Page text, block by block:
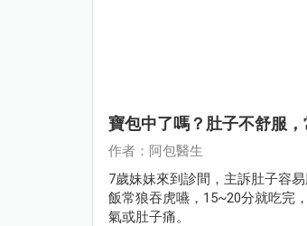
寶包中了嗎？肚子不舒服
作者：阿包醫生
7歲妹妹來到診間，主訴肚子容
飯常狼吞虎嚥，15~20分就吃完
氣或肚子痛。